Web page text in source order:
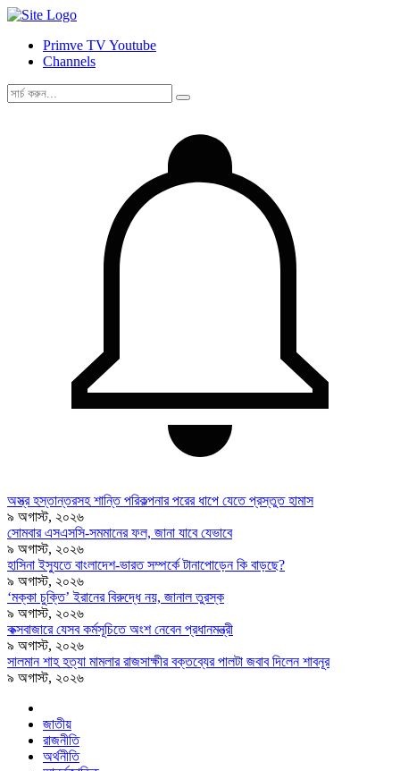
Primve TV Youtube
Channels
অস্ত্র হস্তান্তরসহ শান্তি পরিকল্পনার পরের ধাপে যেতে প্রস্তুত হামাস
৯ অগাস্ট, ২০২৬
সোমবার এসএসসি-সমমানের ফল, জানা যাবে যেভাবে
৯ অগাস্ট, ২০২৬
হাসিনা ইস্যুতে বাংলাদেশ-ভারত সম্পর্কে টানাপোড়েন কি বাড়ছে?
৯ অগাস্ট, ২০২৬
‘মক্কা চুক্তি’ ইরানের বিরুদ্ধে নয়, জানাল তুরস্ক
৯ অগাস্ট, ২০২৬
কক্সবাজারে যেসব কর্মসূচিতে অংশ নেবেন প্রধানমন্ত্রী
৯ অগাস্ট, ২০২৬
সালমান শাহ হত্যা মামলার রাজসাক্ষীর বক্তব্যের পালটা জবাব দিলেন শাবনূর
৯ অগাস্ট, ২০২৬
জাতীয়
রাজনীতি
অর্থনীতি